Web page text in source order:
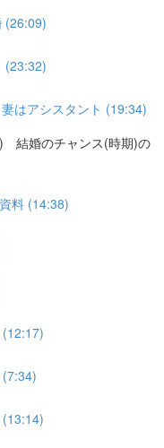
(26:09)
(23:32)
はアシスタント (19:34)
) 結婚のチャンス(時期)の
料 (14:38)